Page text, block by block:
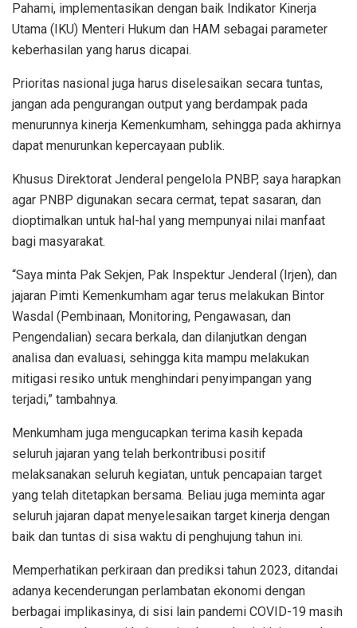
Pahami, implementasikan dengan baik Indikator Kinerja
Utama (IKU) Menteri Hukum dan HAM sebagai parameter
keberhasilan yang harus dicapai.
Prioritas nasional juga harus diselesaikan secara tuntas,
jangan ada pengurangan output yang berdampak pada
menurunnya kinerja Kemenkumham, sehingga pada akhirnya
dapat menurunkan kepercayaan publik.
Khusus Direktorat Jenderal pengelola PNBP, saya harapkan
agar PNBP digunakan secara cermat, tepat sasaran, dan
dioptimalkan untuk hal-hal yang mempunyai nilai manfaat
bagi masyarakat.
“Saya minta Pak Sekjen, Pak Inspektur Jenderal (Irjen), dan
jajaran Pimti Kemenkumham agar terus melakukan Bintor
Wasdal (Pembinaan, Monitoring, Pengawasan, dan
Pengendalian) secara berkala, dan dilanjutkan dengan
analisa dan evaluasi, sehingga kita mampu melakukan
mitigasi resiko untuk menghindari penyimpangan yang
terjadi,” tambahnya.
Menkumham juga mengucapkan terima kasih kepada
seluruh jajaran yang telah berkontribusi positif
melaksanakan seluruh kegiatan, untuk pencapaian target
yang telah ditetapkan bersama. Beliau juga meminta agar
seluruh jajaran dapat menyelesaikan target kinerja dengan
baik dan tuntas di sisa waktu di penghujung tahun ini.
Memperhatikan perkiraan dan prediksi tahun 2023, ditandai
adanya kecenderungan perlambatan ekonomi dengan
berbagai implikasinya, di sisi lain pandemi COVID-19 masih